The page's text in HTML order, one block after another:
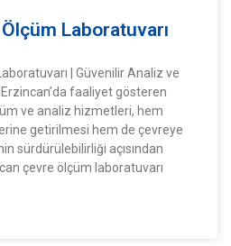
Laboratuvarı
| Güvenilir Analiz ve
faaliyet gösteren
ve analiz hizmetleri, hem
getirilmesi hem de çevreye
sürdürülebilirliği açısından
çevre ölçüm laboratuvarı